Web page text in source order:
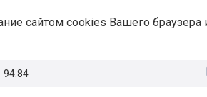
сайтом cookies Вашего браузера
94.84